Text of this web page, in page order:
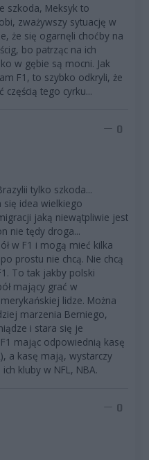
szkoda, Meksyk to
zważywszy sytuację w
że się ogarnęli choćby na
bo patrząc na ich
w gębie są mocni. Jak
F1, to szybko odkryli, że
tego cyrku...
0
tylko szkoda...
idea wielkiego
jaką niewątpliwie jest
nie tędy droga...
w F1 i mogą mieć kilka
prostu nie chcą. Nie chcą
To tak jakby polski
mający grać w
lidze. Można
marzenia Berniego,
i stara się je
mając odpowiednią kasę
a kasę mają, wystarczy
kluby w NFL, NBA.
0